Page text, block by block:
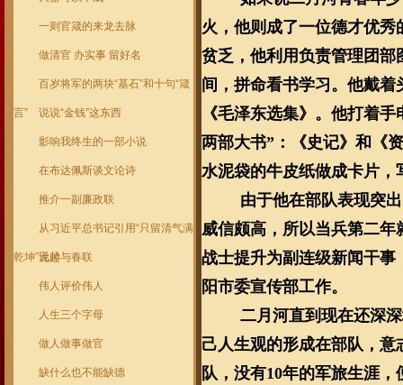
一则官箴的来龙去脉
做清官 办实事 留好名
百岁将军的两块“基石”和十句“箴
言” 说说“金钱”这东西
影响我终生的一部小说
在布达佩斯谈文论诗
推介一副廉政联
从习近平总书记引用“只留清气满
乾坤”说起元帅与春联
伟人评价伟人
人生三个字母
做人做事做官
缺什么也不能缺德
火，他则成了一位德才优
贫乏，他利用负责管理团
间，拼命看书学习。他戴
《毛泽东选集》。他打着
两部大书”：《史记》和《
水泥袋的牛皮纸做成卡片，
由于他在部队表现突
威信颇高，所以当兵第二
战士提升为副连级新闻干事
阳市委宣传部工作。
二月河直到现在还深
己人生观的形成在部队，
队，没有10年的军旅生涯